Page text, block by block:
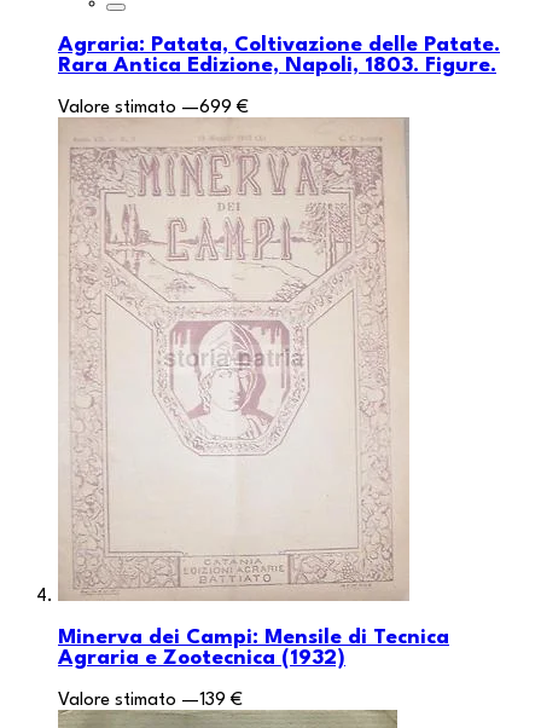
Agraria: Patata, Coltivazione delle Patate.
Rara Antica Edizione, Napoli, 1803. Figure.
Valore stimato —699 €
Minerva dei Campi: Mensile di Tecnica
Agraria e Zootecnica (1932)
Valore stimato —139 €